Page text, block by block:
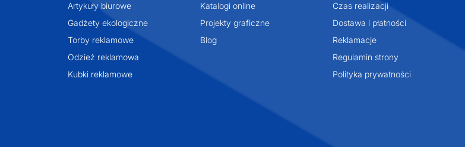
Artykuły biurowe
Gadżety ekologiczne
Torby reklamowe
Odzież reklamowa
Kubki reklamowe
Katalogi online
Projekty graficzne
Blog
Czas realizacji
Dostawa i płatności
Reklamacje
Regulamin strony
Polityka prywatności